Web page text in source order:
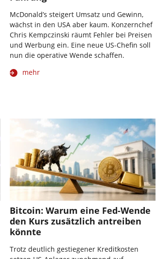
McDonald’s steigert Umsatz und Gewinn,
wächst in den USA aber kaum. Konzernchef
Chris Kempczinski räumt Fehler bei Preisen
und Werbung ein. Eine neue US-Chefin soll
nun die operative Wende schaffen.
mehr
Bitcoin: Warum eine Fed-Wende
den Kurs zusätzlich antreiben
könnte
Trotz deutlich gestiegener Kreditkosten